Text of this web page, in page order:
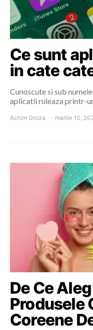
Ce sunt
in cate
Cunoscute si sub
aplicatii ruleaza printr-
Achim Groza martie 10,
De Ce
Produsele
Coreene